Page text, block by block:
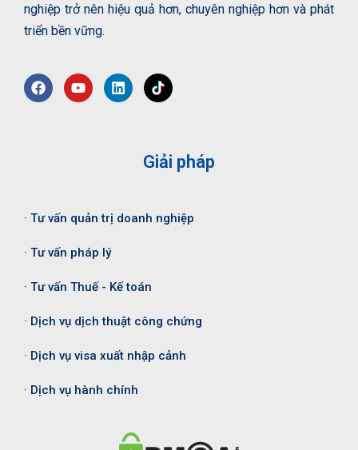
nghiệp trở nên hiệu quả hơn, chuyên nghiệp hơn và phát
triển bền vững.
Giải pháp
· Tư vấn quản trị doanh nghiệp
· Tư vấn pháp lý
· Tư vấn Thuế - Kế toán
· Dịch vụ dịch thuật công chứng
· Dịch vụ visa xuất nhập cảnh
· Dịch vụ hành chính